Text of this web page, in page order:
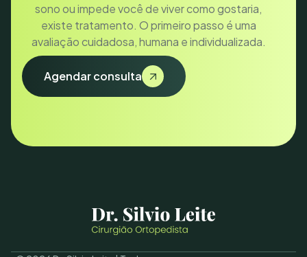
sono ou impede você de viver como gostaria,
existe tratamento. O primeiro passo é uma
avaliação cuidadosa, humana e individualizada.
Agendar consulta